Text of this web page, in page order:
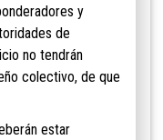
y
de
no tendrán
colectivo, de que
estar